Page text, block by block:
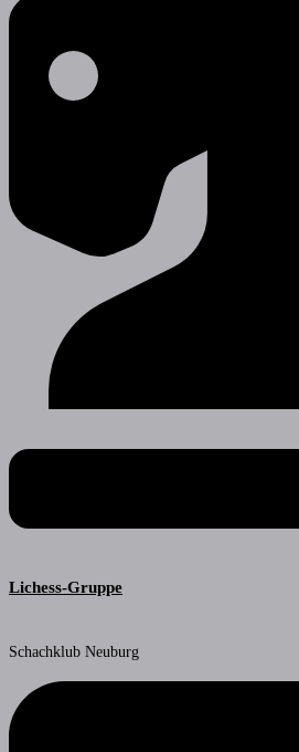
Lichess-Gruppe
Schachklub Neuburg